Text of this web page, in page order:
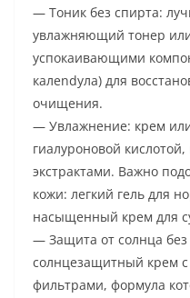
— Тоник без спирта:
увлажняющий тонер
успокаивающими
калendула) для
очищения.
— Увлажнение: крем
гиалуроновой
экстрактами. Важно
кожи: легкий гель для
насыщенный крем для
— Защита от солнца
солнцезащитный крем
фильтрами, формула